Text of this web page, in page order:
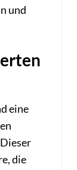
und
eine
die